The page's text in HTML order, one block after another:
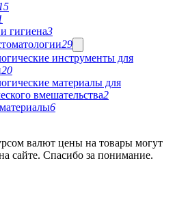
15
гигиена3
29
инструменты для
20
материалы для
вмешательства2
6
валют цены на товары могут
сайте. Спасибо за понимание.